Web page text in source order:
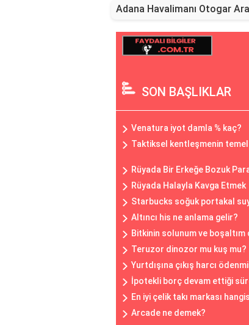
Adana Havalimanı Otogar
SON BAŞLIKLAR
Venatura iyot damla % kaç?
Taktiksel kentleşmenin
Rüyada Bir Erkeğe Bozuk
Rüyada Halayla Kavga Etmek
Starbucks soğuk portakal
Altıncı his ne anlama gelir?
Bitkinin solunum ve boşaltım
Teruzor dinozor mu kuş mu?
Yurtdışına çıkış harcı
İpotekli borç devam ettiği
En iyi çelik takı markası
Arcade ne demek?